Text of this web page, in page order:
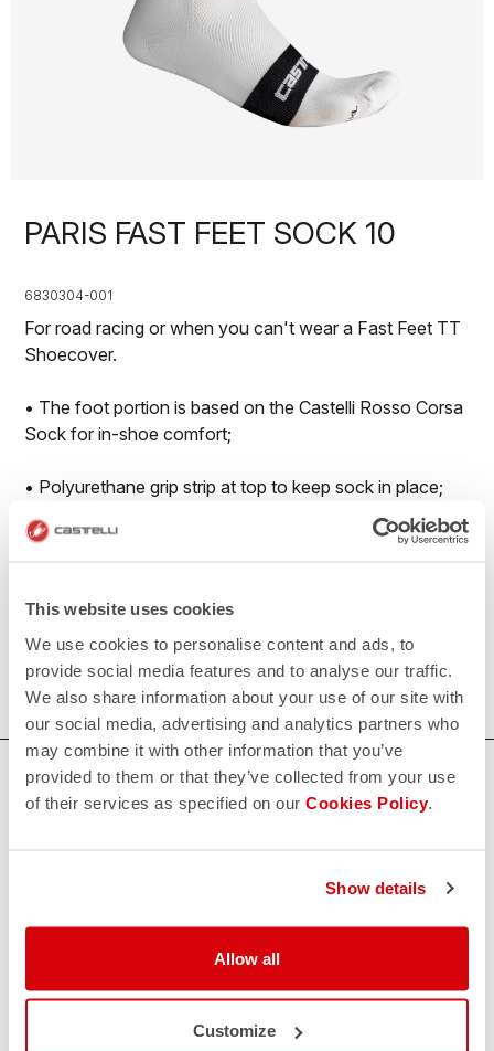
This website uses cookies
We use cookies to personalise content and ads, to
provide social media features and to analyse our traffic.
We also share information about your use of our site with
our social media, advertising and analytics partners who
may combine it with other information that you’ve
provided to them or that they’ve collected from your use
of their services as specified on our Cookies Policy.
Show details
Allow all
Customize
PARIS FAST FEET SOCK 10
6830304-001
For road racing or when you can't wear a Fast Feet TT
Shoecover.
• The foot portion is based on the Castelli Rosso Corsa
Sock for in-shoe comfort;
• Polyurethane grip strip at top to keep sock in place;
• Leg portion constructed with engineered grooved
80€/piece. Minimum order: 10 pieces.
Do you need more information? Contact us at
info@castelli-cycling.com
AVEZ-VOUS BESOIN D'AIDE ?
Si vous avez des doutes ou besoin d'aide, ne vous inquiétez
CONTACTEZ NOUS
Vous avez une question à nous poser?
Cliquez ici.
RETOURS ET REMBOURSEMENTS